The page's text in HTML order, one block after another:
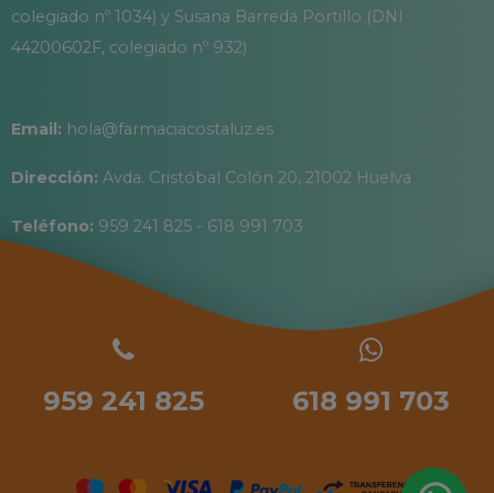
colegiado nº 1034) y Susana Barreda Portillo (DNI
44200602F, colegiado nº 932)
Email: hola@farmaciacostaluz.es
Dirección: Avda. Cristóbal Colón 20, 21002 Huelva
Teléfono: 959 241 825 - 618 991 703
959 241 825 618 991 703